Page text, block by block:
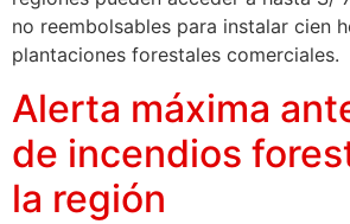
no reembolsables para instalar cien
plantaciones forestales comerciales.
Alerta máxima
de incendios
la región